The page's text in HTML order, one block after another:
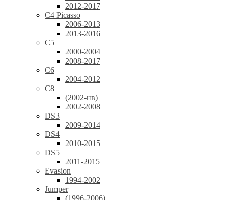
2012-2017
C4 Picasso
2006-2013
2013-2016
C5
2000-2004
2008-2017
C6
2004-2012
C8
(2002-нв)
2002-2008
DS3
2009-2014
DS4
2010-2015
DS5
2011-2015
Evasion
1994-2002
Jumper
(1996-2006)